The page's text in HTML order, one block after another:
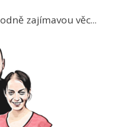
zajímavou věc...